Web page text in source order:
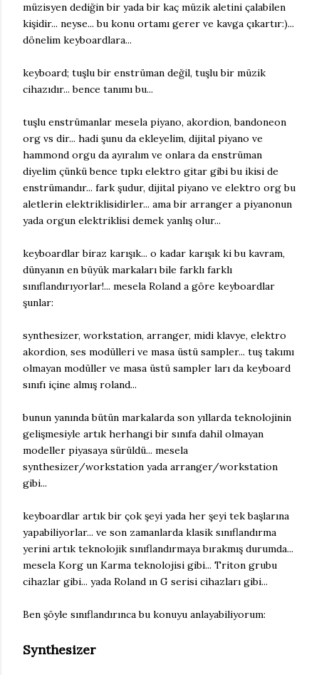
müzisyen dediğin bir yada bir kaç müzik aletini çalabilen
kişidir... neyse... bu konu ortamı gerer ve kavga çıkartır:)...
dönelim keyboardlara...
keyboard; tuşlu bir enstrüman değil, tuşlu bir müzik
cihazıdır... bence tanımı bu...
tuşlu enstrümanlar mesela piyano, akordion, bandoneon
org vs dir... hadi şunu da ekleyelim, dijital piyano ve
hammond orgu da ayıralım ve onlara da enstrüman
diyelim çünkü bence tıpkı elektro gitar gibi bu ikisi de
enstrümandır... fark şudur, dijital piyano ve elektro org bu
aletlerin elektriklisidirler... ama bir arranger a piyanonun
yada orgun elektriklisi demek yanlış olur...
keyboardlar biraz karışık... o kadar karışık ki bu kavram,
dünyanın en büyük markaları bile farklı farklı
sınıflandırıyorlar!... mesela Roland a göre keyboardlar
şunlar:
synthesizer, workstation, arranger, midi klavye, elektro
akordion, ses modülleri ve masa üstü sampler... tuş takımı
olmayan modüller ve masa üstü sampler ları da keyboard
sınıfı içine almış roland...
bunun yanında bütün markalarda son yıllarda teknolojinin
gelişmesiyle artık herhangi bir sınıfa dahil olmayan
modeller piyasaya sürüldü... mesela
synthesizer/workstation yada arranger/workstation
gibi...
keyboardlar artık bir çok şeyi yada her şeyi tek başlarına
yapabiliyorlar... ve son zamanlarda klasik sınıflandırma
yerini artık teknolojik sınıflandırmaya bırakmış durumda...
mesela Korg un Karma teknolojisi gibi... Triton grubu
cihazlar gibi... yada Roland ın G serisi cihazları gibi...
Ben şöyle sınıflandırınca bu konuyu anlayabiliyorum:
Synthesizer